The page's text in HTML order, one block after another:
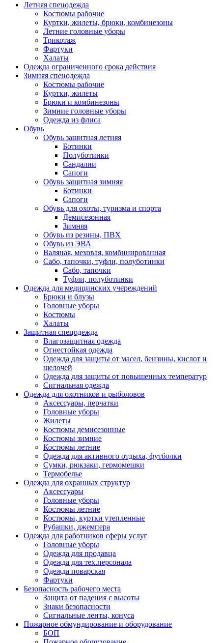
Летняя спецодежда
Костюмы рабочие
Куртки, жилеты, брюки, комбинезоны
Летние головные уборы
Трикотаж
Фартуки
Халаты
Одежда ограниченного срока действия
Зимняя спецодежда
Костюмы рабочие
Куртки, жилеты
Брюки и комбинезоны
Зимние головные уборы
Одежда из флиса
Обувь
Обувь защитная летняя
Ботинки
Полуботинки
Сандалии
Сапоги
Обувь защитная зимняя
Ботинки
Сапоги
Обувь для охоты, туризма и спорта
Демисезонная
Зимняя
Обувь из резины, ПВХ
Обувь из ЭВА
Валяная, меховая, комбинированная
Сабо, тапочки, туфли, полуботинки
Сабо, тапочки
Туфли, полуботинки
Одежда для медицинских учереждений
Брюки и блузы
Головные уборы
Костюмы
Халаты
Защитная спецодежда
Влагозащитная одежда
Огнестойкая одежда
Одежда для защиты от масел, бензины, кислот и
щелочей
Одежда для защиты от повышенных температур
Сигнальная одежда
Одежда для охотников и рыболовов
Аксессуары, перчатки
Головные уборы
Жилеты
Костюмы демисезонные
Костюмы зимние
Костюмы летние
Одежда для активного отдыха, футболки
Сумки, рюкзаки, гермомешки
Термобелье
Одежда для охранных структур
Аксессуары
Головные уборы
Костюмы летние
Костюмы, куртки утепленные
Рубашки, джемпера
Одежда для работников сферы услуг
Головные уборы
Одежда для продавца
Одежда для тех.персонала
Одежда поварская
Фартуки
Безопасность рабочего места
Защита от падения с высоты
Знаки безопасности
Сигнальные ленты, конуса
Пожарное обмундирование и оборудование
БОП